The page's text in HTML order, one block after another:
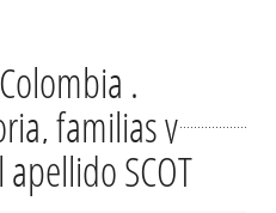
.
familias y
SCOT